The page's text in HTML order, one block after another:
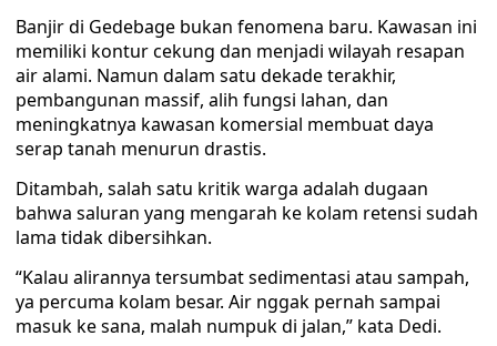
Banjir di Gedebage bukan fenomena baru. Kawasan ini
memiliki kontur cekung dan menjadi wilayah resapan
air alami. Namun dalam satu dekade terakhir,
pembangunan massif, alih fungsi lahan, dan
meningkatnya kawasan komersial membuat daya
serap tanah menurun drastis.
Ditambah, salah satu kritik warga adalah dugaan
bahwa saluran yang mengarah ke kolam retensi sudah
lama tidak dibersihkan.
“Kalau alirannya tersumbat sedimentasi atau sampah,
ya percuma kolam besar. Air nggak pernah sampai
masuk ke sana, malah numpuk di jalan,” kata Dedi.